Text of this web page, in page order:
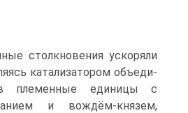
столкновения ускоряли
катализатором объеди­
племенные единицы с
и вождём-князем,